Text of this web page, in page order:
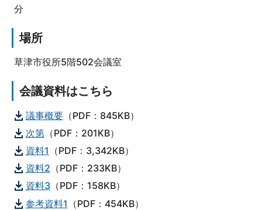
分
場所
草津市役所5階502会議室
会議資料はこちら
議事概要（PDF：845KB）
次第（PDF：201KB）
資料1 （PDF：3,342KB）
資料2 （PDF：233KB）
資料3（PDF：158KB）
参考資料1 （PDF：454KB）